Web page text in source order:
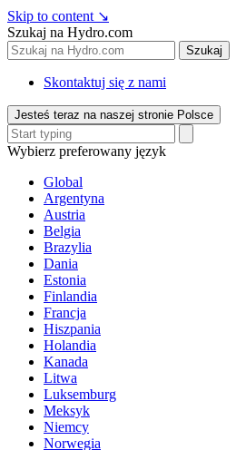
Skip to content ↘
Szukaj na Hydro.com
Szukaj
Skontaktuj się z nami
Jesteś teraz na naszej stronie Polsce
Wybierz preferowany język
Global
Argentyna
Austria
Belgia
Brazylia
Dania
Estonia
Finlandia
Francja
Hiszpania
Holandia
Kanada
Litwa
Luksemburg
Meksyk
Niemcy
Norwegia